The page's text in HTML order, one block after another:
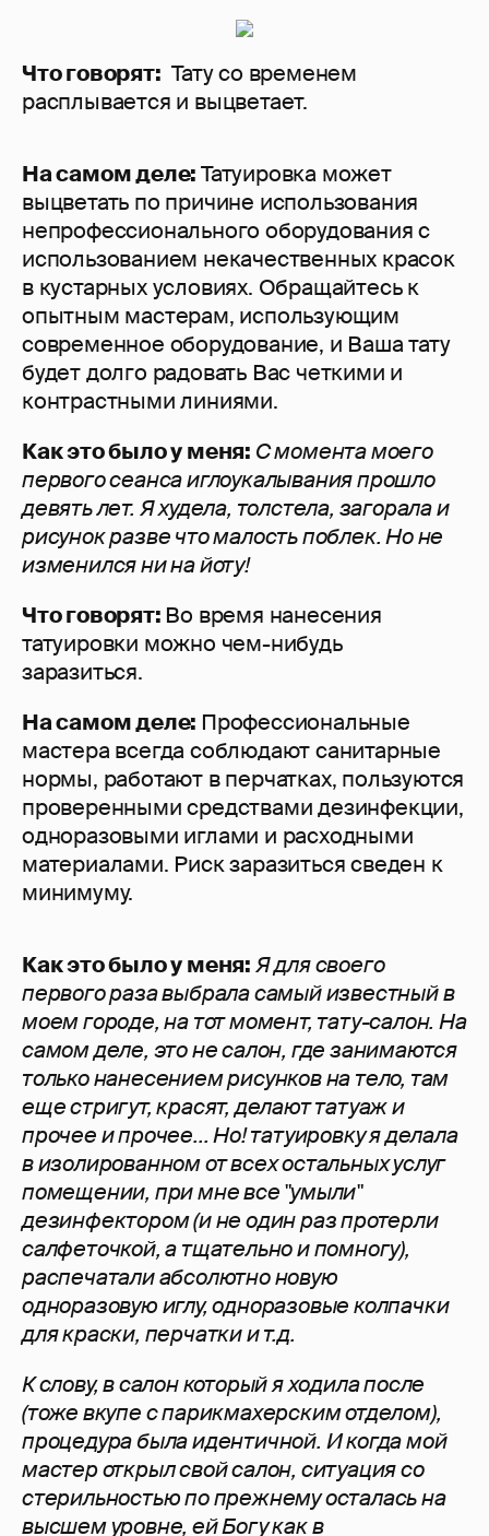
Что говорят: Тату со временем
расплывается и выцветает.
На самом деле:Татуировка может
выцветать по причине использования
непрофессионального оборудования с
использованием некачественных красок
в кустарных условиях. Обращайтесь к
опытным мастерам, использующим
современное оборудование, и Ваша тату
будет долго радовать Вас четкими и
контрастными линиями.
Как это было у меня: Смомента моего
первого сеанса иглоукалывания прошло
девять лет. Я худела, толстела, загорала и
рисунок разве что малость поблек. Но не
изменился ни на йоту!
Что говорят: Во время нанесения
татуировки можно чем-нибудь
заразиться.
На самом деле: Профессиональные
мастера всегда соблюдают санитарные
нормы, работают в перчатках, пользуются
проверенными средствами дезинфекции,
одноразовыми иглами и расходными
материалами. Риск заразиться сведен к
минимуму.
Как это было у меня:Ядля своего
первого раза выбрала самый известный в
моем городе, на тот момент, тату-салон. На
самом деле, это не салон, где занимаются
только нанесением рисунков на тело, там
еще стригут, красят, делают татуаж и
прочее и прочее... Но! татуировку я делала
в изолированном от всех остальных услуг
помещении, при мне все "умыли"
дезинфектором (и не один раз протерли
салфеточкой, а тщательно и помногу),
распечатали абсолютно новую
одноразовую иглу, одноразовые колпачки
для краски, перчатки и т.д.
К слову, в салон который я ходила после
(тоже вкупе с парикмахерским отделом),
процедура была идентичной. И когда мой
мастер открыл свой салон, ситуация со
стерильностью по прежнему осталась на
высшем уровне, ей Богу как в